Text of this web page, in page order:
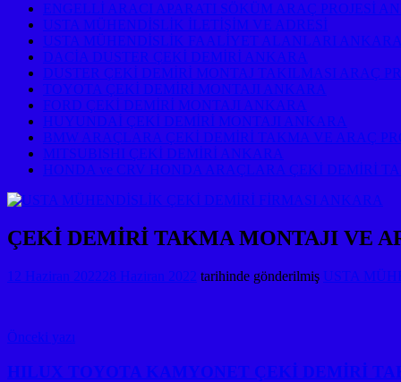
ENGELLİ ARACI APARATI SÖKÜM ARAÇ PROJESİ
USTA MÜHENDİSLİK İLETİŞİM VE ADRESİ
USTA MÜHENDİSLİK FAALİYET ALANLARI ANKARA
DACİA DUSTER ÇEKİ DEMİRİ ANKARA
DUSTER ÇEKİ DEMİRİ MONTAJ TAKILMASI ARAÇ
TOYOTA ÇEKİ DEMİRİ MONTAJI ANKARA
FORD ÇEKİ DEMİRİ MONTAJI ANKARA
HUYUNDAİ ÇEKİ DEMİRİ MONTAJI ANKARA
BMW ARAÇLARA ÇEKİ DEMİRİ TAKMA VE ARAÇ
MITSUBISHI ÇEKİ DEMİRİ ANKARA
HONDA ve CRV HONDA ARAÇLARA ÇEKİ DEMİRİ
ÇEKİ DEMİRİ TAKMA MONTAJI VE
12 Haziran 202228 Haziran 2022 tarihinde gönderilmiş USTA
Yazı
gezinmesi
Önceki yazı
HILUX TOYOTA KAMYONET ÇEKİ DEMİRİ